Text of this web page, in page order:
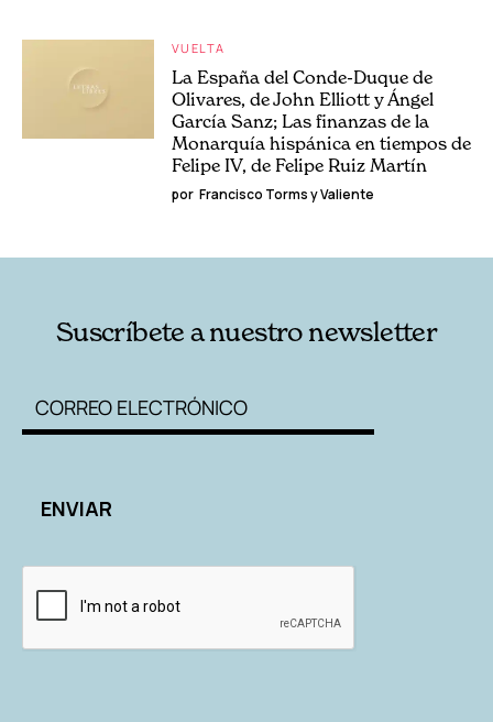
VUELTA
La España del Conde-Duque de
Olivares, de John Elliott y Ángel
García Sanz; Las finanzas de la
Monarquía hispánica en tiempos de
Felipe IV, de Felipe Ruiz Martín
por Francisco Torms y Valiente
Suscríbete a nuestro newsletter